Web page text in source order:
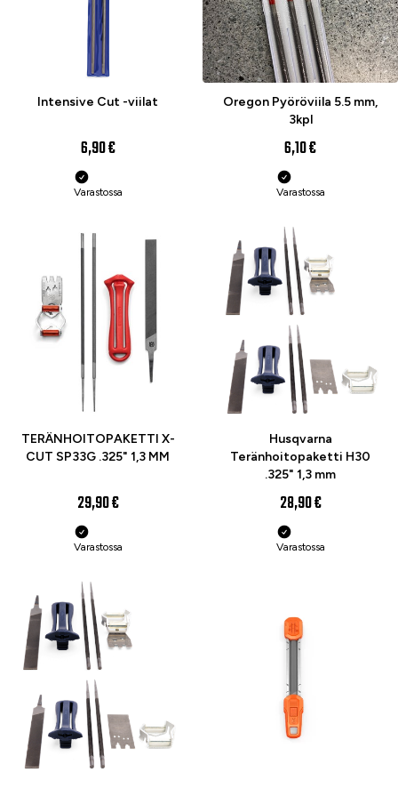
Intensive Cut -viilat
6,90 €
Varastossa
Oregon Pyöröviila 5.5 mm,
3kpl
6,10 €
Varastossa
TERÄNHOITOPAKETTI X-
CUT SP33G .325" 1,3 MM
29,90 €
Varastossa
Husqvarna
Teränhoitopaketti H30
.325" 1,3 mm
28,90 €
Varastossa